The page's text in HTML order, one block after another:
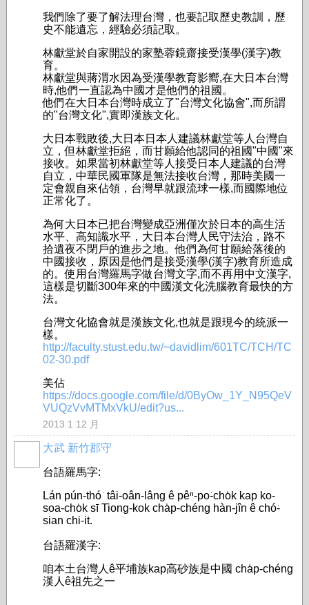
我們除了要了解法理台灣，也要記取歷史教訓，歷
史不能遺忘，經驗必須記取。
林獻堂於自家開設的家塾蓉鏡齋接受漢學(漢字)教
育。
林獻堂與蔣渭水因為受漢學教育影嚮,在大日本台灣
時,他們一直認為中國才是他們的祖國。
他們在大日本台灣時成立了"台灣文化協會",而所謂
的"台灣文化",實即漢族文化。
大日本戰敗後,大日本日本人建議林獻堂等人台灣自
立，但林獻堂拒絕，而甘願給他認同的祖國"中國"來
接收。如果當初林獻堂等人接受日本人建議的台灣
自立，中華民國軍隊是無法接收台灣，那時美國一
定會親自來佔領，台灣早就跟流球一樣,而國際地位
正常化了。
為何大日本已把台灣變成亞洲僅次於日本的高生活
水平、高知識水平，大日本台灣人民守法治，路不
拾遺夜不閉戶的進步之地。他們為何甘願給落後的
中國接收，原因是他們是接受漢學(漢字)教育所造成
的。使用台灣羅馬字做台灣文字,而不再用中文漢字,
這樣是切斷300年來的中國漢文化洗腦教育最快的方
法。
台灣文化協會就是漢族文化,也就是跟現今的統派一
樣。
http://faculty.stust.edu.tw/~davidlim/601TC/TCH/TC
02-30.pdf
美佔
https://docs.google.com/file/d/0ByOw_1Y_N95QeV
VUQzVvMTMxVkU/edit?us...
2013 1 12 月
大武 新竹郡守
台語羅馬字:
Lán pún-thó͘ tâi-oân-lâng ê pêⁿ-po͘-cho̍k kap ko-
soa-cho̍k sī Tiong-kok cha̍p-chéng hàn-jîn ê chó͘-
sian chi-it.
台語羅漢字:
咱本土台灣人ê平埔族kap高砂族是中國 cha̍p-chéng
漢人ê祖先之一